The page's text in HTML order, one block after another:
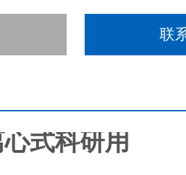
联
式科研用